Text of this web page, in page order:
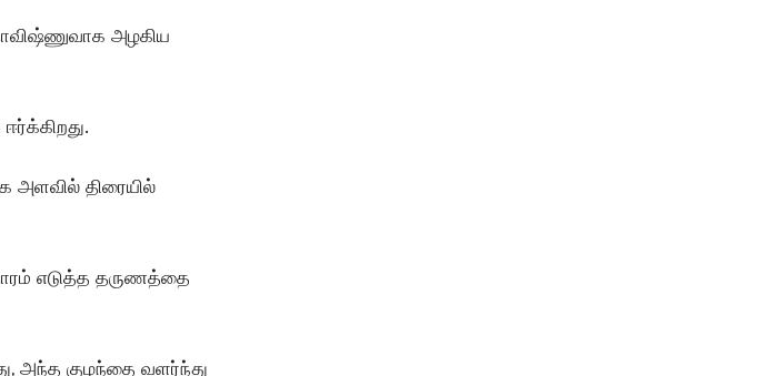
அழகிய
அளவில் திரையில்
எடுத்த தருணத்தை
அந்த குழந்தை வளர்ந்து